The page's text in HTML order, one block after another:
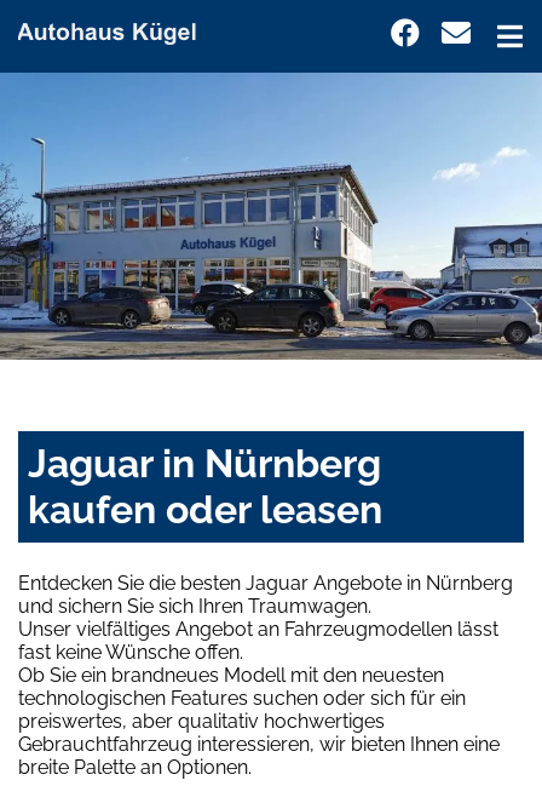
Jaguar in Nürnberg
kaufen oder leasen
Entdecken Sie die besten Jaguar Angebote in Nürnberg
und sichern Sie sich Ihren Traumwagen.
Unser vielfältiges Angebot an Fahrzeugmodellen lässt
fast keine Wünsche offen.
Ob Sie ein brandneues Modell mit den neuesten
technologischen Features suchen oder sich für ein
preiswertes, aber qualitativ hochwertiges
Gebrauchtfahrzeug interessieren, wir bieten Ihnen eine
breite Palette an Optionen.